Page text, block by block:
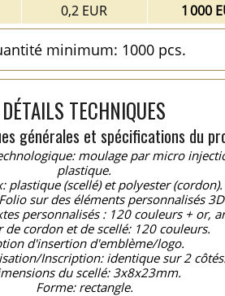
0,2 EUR 1 000
minimum: 1000 pcs.
DÉTAILS TECHNIQUES
générales et spécifications du
moulage par micro
plastique.
plastique (scellé) et polyester (cordon).
sur des éléments personnalisés
personnalisés : 120 couleurs + or,
de cordon et de scellé: 120 couleurs.
d'insertion d'emblème/logo.
Inscription: identique sur 2
du scellé: 3x8x23mm.
Forme: rectangle.